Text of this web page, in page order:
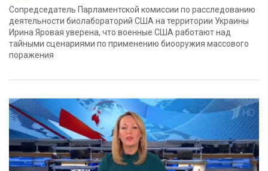
Сопредседатель Парламентской комиссии по расследованию
деятельности биолабораторий США на территории Украины
Ирина Яровая уверена, что военные США работают над
тайными сценариями по применению биооружия массового
поражения